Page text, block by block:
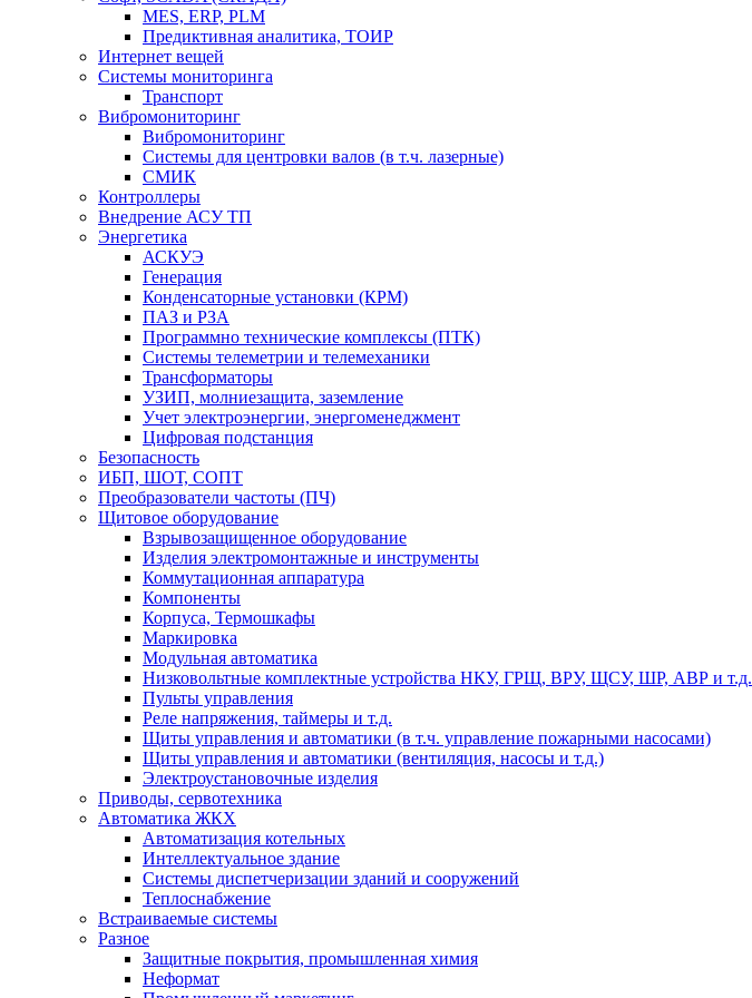
MES, ERP, PLM
Предиктивная аналитика, ТОИР
Интернет вещей
Системы мониторинга
Транспорт
Вибромониторинг
Вибромониторинг
Системы для центровки валов (в т.ч. лазерные)
СМИК
Контроллеры
Внедрение АСУ ТП
Энергетика
АСКУЭ
Генерация
Конденсаторные установки (КРМ)
ПАЗ и РЗА
Программно технические комплексы (ПТК)
Системы телеметрии и телемеханики
Трансформаторы
УЗИП, молниезащита, заземление
Учет электроэнергии, энергоменеджмент
Цифровая подстанция
Безопасность
ИБП, ШОТ, СОПТ
Преобразователи частоты (ПЧ)
Щитовое оборудование
Взрывозащищенное оборудование
Изделия электромонтажные и инструменты
Коммутационная аппаратура
Компоненты
Корпуса, Термошкафы
Маркировка
Модульная автоматика
Низковольтные комплектные устройства НКУ, ГРЩ, ВРУ, ЩСУ, ШР, АВР и т.д.
Пульты управления
Реле напряжения, таймеры и т.д.
Щиты управления и автоматики (в т.ч. управление пожарными насосами)
Щиты управления и автоматики (вентиляция, насосы и т.д.)
Электроустановочные изделия
Приводы, сервотехника
Автоматика ЖКХ
Автоматизация котельных
Интеллектуальное здание
Системы диспетчеризации зданий и сооружений
Теплоснабжение
Встраиваемые системы
Разное
Защитные покрытия, промышленная химия
Неформат